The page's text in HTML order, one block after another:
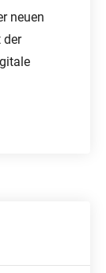
neuen
der